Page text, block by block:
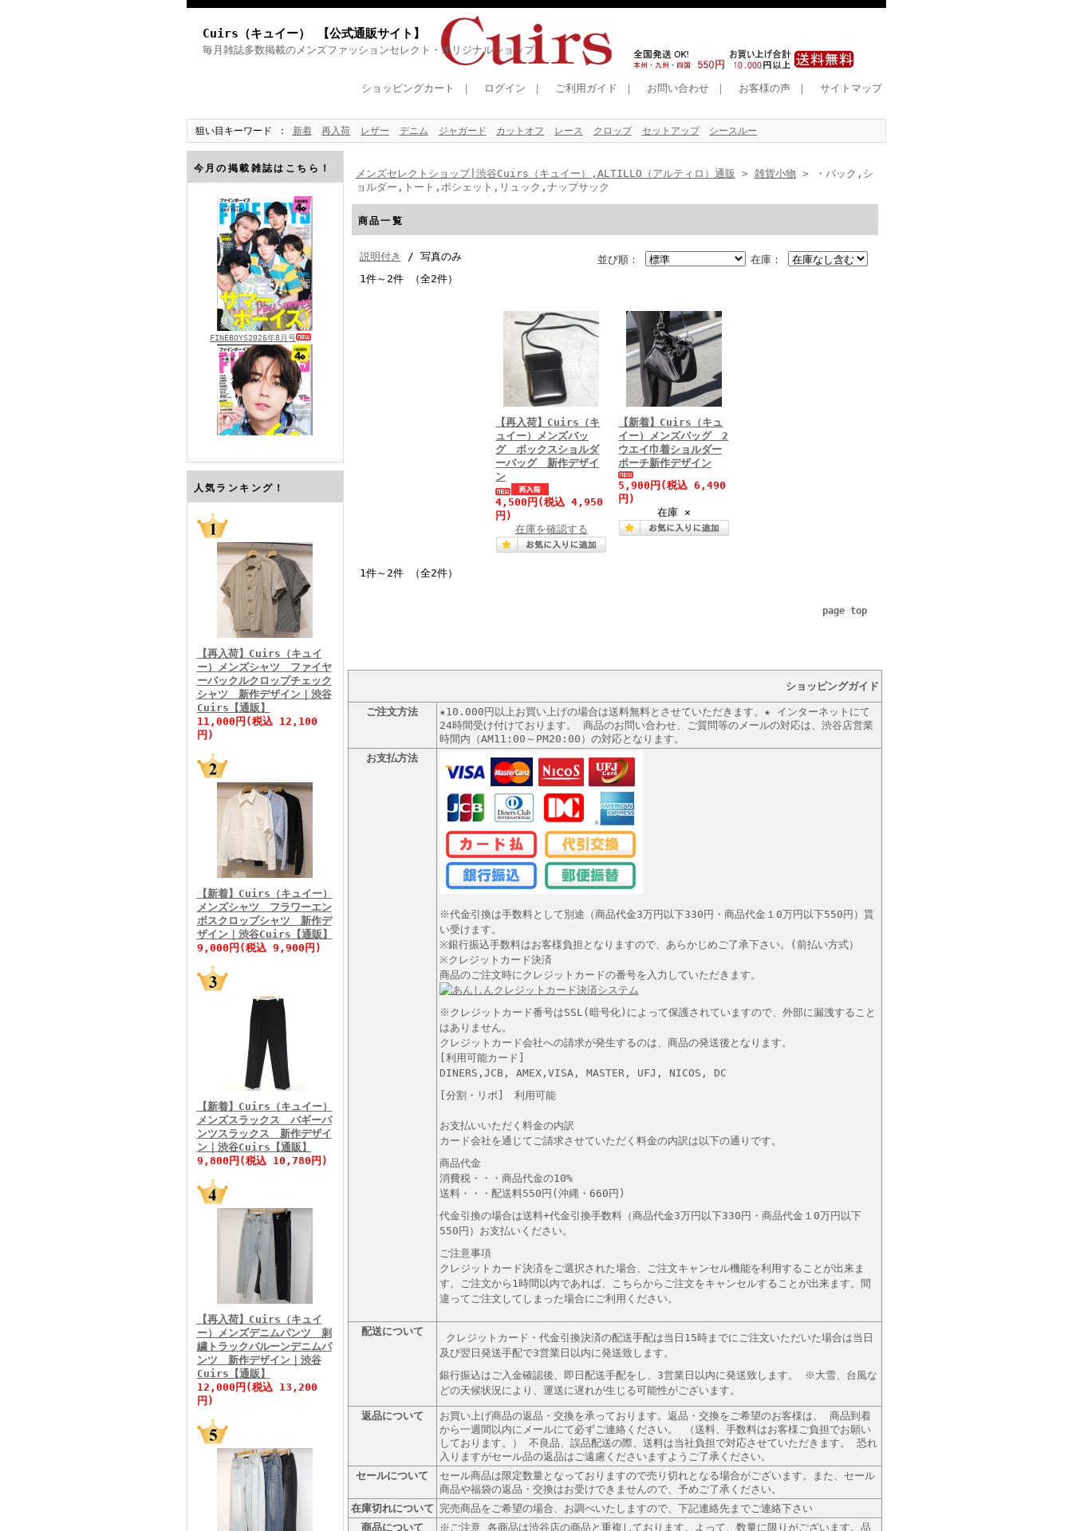
Cuirs（キュイー） 【公式通販サイト】
毎月雑誌多数掲載のメンズファッションセレクト・オリジナルショップ
ショッピングカート ｜ ログイン ｜ ご利用ガイド ｜ お問い合わせ｜ お客様の声｜ サイトマップ
狙い目キーワード 新着 再入荷 レザー デニム ジャガード カットオフ レース クロップ セットアップ シースルー
今月の掲載雑誌はこちら！
FINEBOYS2026年8月号
FINEBOYS2026年7月号
FINEBOYS2026年6月号
FINEBOYS2026年5月号
FINEBOYS2026年4月号
FINEBOYS2026年3月号
FINEBOYS2026年2月号
FINEBOYS2026年1月号
FINEBOYS2025年11月号
人気ランキング！
【再入荷】Cuirs（キュイ
ー）メンズシャツ ファイヤ
ーバックルクロップチェック
シャツ 新作デザイン｜渋谷
Cuirs【通販】
11,000円(税込 12,100
円)
【新着】Cuirs（キュイー）
メンズシャツ フラワーエン
ボスクロップシャツ 新作デ
ザイン｜渋谷Cuirs【通販】
9,000円(税込 9,900円)
【新着】Cuirs（キュイー）
メンズスラックス バギーパ
ンツスラックス 新作デザイ
ン｜渋谷Cuirs【通販】
9,800円(税込 10,780円)
【再入荷】Cuirs（キュイ
ー）メンズデニムパンツ 刺
繍トラックバルーンデニムパ
ンツ 新作デザイン｜渋谷
Cuirs【通販】
12,000円(税込 13,200
円)
メンズセレクトショップ|渋谷Cuirs（キュイー）,ALTILLO（アルティロ）通販 > 雑貨小物 > ・バック,シ
ョルダー,トート,ポシェット,リュック,ナップサック
商品一覧
在庫：
並び順：
説明付き
/ 写真のみ
1件～2件 （全2件）
【再入荷】Cuirs（キ
ュイー）メンズバッ
グ ボックスショルダ
ーバッグ 新作デザイ
ン
4,500円 (税込 4,950
円)
在庫を確認する
【新着】Cuirs（キュ
イー）メンズバッグ 2
ウエイ巾着ショルダー
ポーチ新作デザイン
5,900円 (税込 6,490
円)
在庫 ×
1件～2件 （全2件）
page top
ショッピングガイド
ご注文方法
★10.000円以上お買い上げの場合は送料無料とさせていただきます。★ インターネットにて
24時間受け付けております。 商品のお問い合わせ、ご質問等のメールの対応は、渋谷店営業
時間内（AM11:00～PM20:00）の対応となります。
お支払方法
※代金引換は手数料として別途（商品代金3万円以下330円・商品代金１0万円以下550円）貰
い受けます。
※銀行振込手数料はお客様負担となりますので、あらかじめご了承下さい。(前払い方式）
※クレジットカード決済
商品のご注文時にクレジットカードの番号を入力していただきます。
※クレジットカード番号はSSL(暗号化)によって保護されていますので、外部に漏洩すること
はありません。
クレジットカード会社への請求が発生するのは、商品の発送後となります。
[利用可能カード]
DINERS,JCB, AMEX,VISA, MASTER, UFJ, NICOS, DC
[分割・リボ] 利用可能
お支払いいただく料金の内訳
カード会社を通じてご請求させていただく料金の内訳は以下の通りです。
商品代金
消費税・・・商品代金の10%
送料・・・配送料550円(沖縄・660円)
代金引換の場合は送料+代金引換手数料（商品代金3万円以下330円・商品代金１0万円以下
550円）お支払いください。
ご注意事項
クレジットカード決済をご選択された場合、ご注文キャンセル機能を利用することが出来ま
す。ご注文から1時間以内であれば、こちらからご注文をキャンセルすることが出来ます。間
違ってご注文してしまった場合にご利用ください。
配送について
クレジットカード・ 代金引換決済の配送手配は当日15時までにご注文いただいた場合は当日
及び翌日発送手配で3営業日以内に発送致します。
銀行振込はご入金確認後、即日配送手配をし、3営業日以内に発送致します。 ※大雪、台風な
どの天候状況により、運送に遅れが生じる可能性がございます。
返品について
お買い上げ商品の返品・交換を承っております。返品・交換をご希望のお客様は、 商品到着
から一週間以内にメールにて必ずご連絡ください。 （送料、手数料はお客様ご負担でお願い
しております。） 不良品、誤品配送の際、送料は当社負担で対応させていただきます。 恐れ
入りますがセール品の返品はご遠慮くださいますようご了承ください。
セールについて
セール商品は限定数量となっておりますので売り切れとなる場合がございます。また、セール
商品や福袋の返品・交換はお受けできませんので、予めご了承ください。
在庫切れについて 完売商品をご希望の場合、お調べいたしますので、下記連絡先までご連絡下さい
商品について
※ご注意 各商品は渋谷店の商品と重複しております。よって、数量に限りがございます。品